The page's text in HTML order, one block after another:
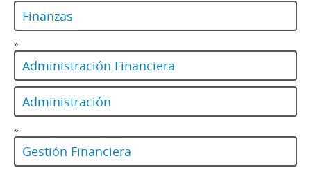
Finanzas
»
Administración Financiera
Administración
»
Gestión Financiera